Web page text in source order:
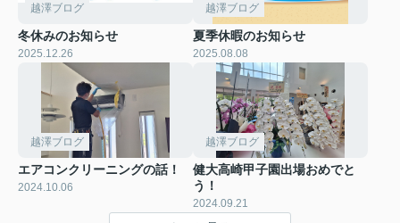
越澤ブログ
冬休みのお知らせ
2025.12.26
越澤ブログ
夏季休暇のお知らせ
2025.08.08
越澤ブログ
エアコンクリーニングの話！
2024.10.06
越澤ブログ
健大高崎甲子園出場おめでと
う！
2024.09.21